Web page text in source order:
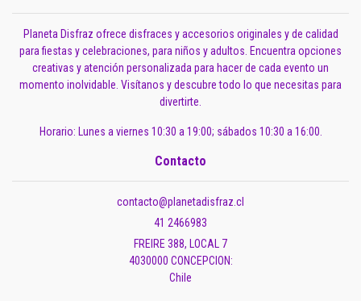
Planeta Disfraz ofrece disfraces y accesorios originales y de calidad
para fiestas y celebraciones, para niños y adultos. Encuentra opciones
creativas y atención personalizada para hacer de cada evento un
momento inolvidable. Visítanos y descubre todo lo que necesitas para
divertirte.
Horario: Lunes a viernes 10:30 a 19:00; sábados 10:30 a 16:00.
Contacto
contacto@planetadisfraz.cl
41 2466983
FREIRE 388, LOCAL 7
4030000 CONCEPCION:
Chile